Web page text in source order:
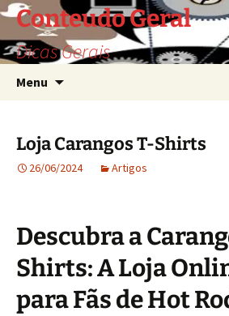
Saltar
para
o
conteúdo
Conteudo Geral
Dicas Gerais
Menu
Loja Carangos T-Shirts
26/06/2024 Artigos
Descubra a
Shirts: A Loja
para Fãs de Hot